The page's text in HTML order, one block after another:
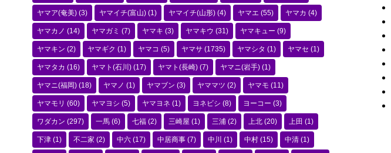
ヤマア(奄美) (3) ヤマイチ(富山) (1) ヤマイチ(山形) (4) ヤマエ (55) ヤマカ (4)
ヤマカノ (14) ヤマガミ (7) ヤマキ (3) ヤマキウ (31) ヤマキュー (9)
ヤマキン (2) ヤマギク (1) ヤマコ (5) ヤマサ (1735) ヤマシタ (1) ヤマセ (1)
ヤマタカ (16) ヤマト(石川) (17) ヤマト(長崎) (7) ヤマニ(岩手) (1)
ヤマニ(福岡) (18) ヤマノ (1) ヤマブン (3) ヤママツ (2) ヤマモ (11)
ヤマモリ (60) ヤマヨシ (5) ヤマヨネ (1) ヨネビシ (8) ヨーコー (3)
ワダカン (297) 一馬 (6) 七福 (2) 三崎屋 (1) 三浦 (2) 上北 (20) 上田 (1)
下津 (1) 不二家 (2) 中六 (17) 中居商事 (7) 中川 (1) 中村 (15) 中清 (1)